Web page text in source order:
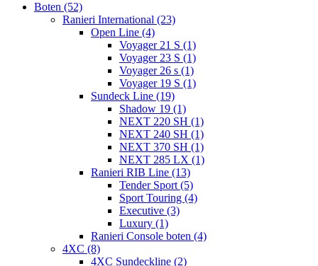
Boten (52)
Ranieri International (23)
Open Line (4)
Voyager 21 S (1)
Voyager 23 S (1)
Voyager 26 s (1)
Voyager 19 S (1)
Sundeck Line (19)
Shadow 19 (1)
NEXT 220 SH (1)
NEXT 240 SH (1)
NEXT 370 SH (1)
NEXT 285 LX (1)
Ranieri RIB Line (13)
Tender Sport (5)
Sport Touring (4)
Executive (3)
Luxury (1)
Ranieri Console boten (4)
4XC (8)
4XC Sundeckline (2)